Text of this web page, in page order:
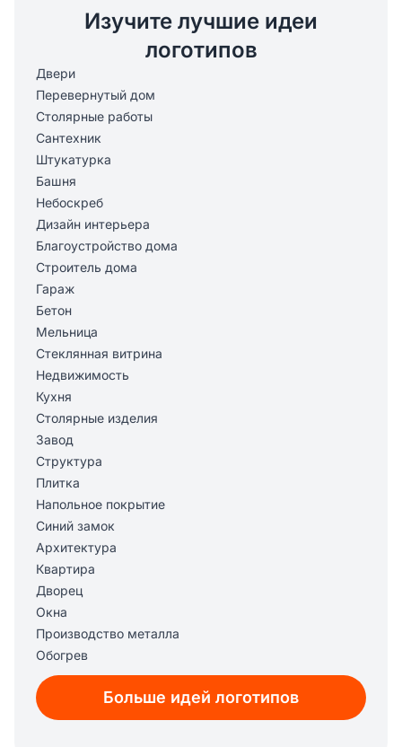
Изучите лучшие идеи
логотипов
Двери
Перевернутый дом
Столярные работы
Сантехник
Штукатурка
Башня
Небоскреб
Дизайн интерьера
Благоустройство дома
Строитель дома
Гараж
Бетон
Мельница
Стеклянная витрина
Недвижимость
Кухня
Столярные изделия
Завод
Структура
Плитка
Напольное покрытие
Синий замок
Архитектура
Квартира
Дворец
Окна
Производство металла
Обогрев
Ремоделирование
Кровля
Маникюр
Больше идей логотипов